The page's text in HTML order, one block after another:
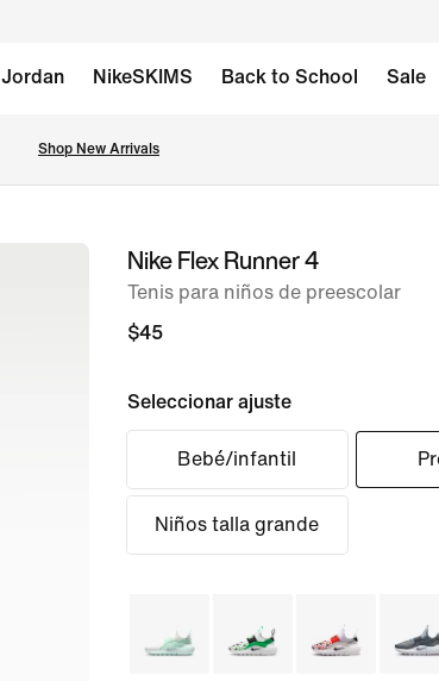
Jordan NikeSKIMS Back to School Sale
Shop New Arrivals
imagen 1 de 8
Nike Flex Runner 4
Tenis para niños de preescolar
$45
Seleccionar ajuste
Bebé/infantil
Niños talla grande